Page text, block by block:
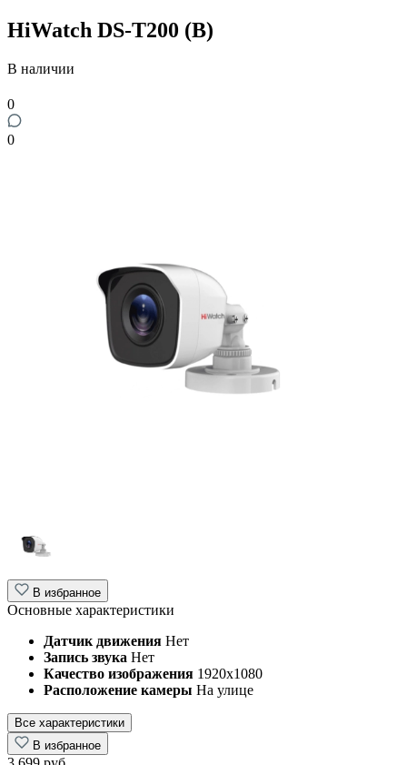
HiWatch DS-T200 (B)
В наличии
0
0
В избранное
Основные характеристики
Датчик движения Нет
Запись звука Нет
Качество изображения 1920x1080
Расположение камеры На улице
Все характеристики
В избранное